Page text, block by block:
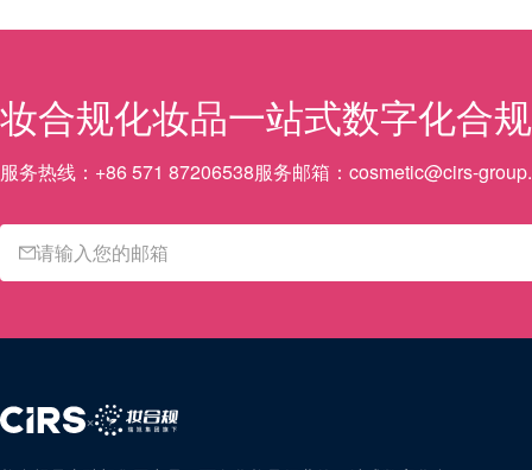
妆合规化妆品一站式数字化合
服务热线： +86 571 87206538服务邮箱： cosmetic@cirs-
×